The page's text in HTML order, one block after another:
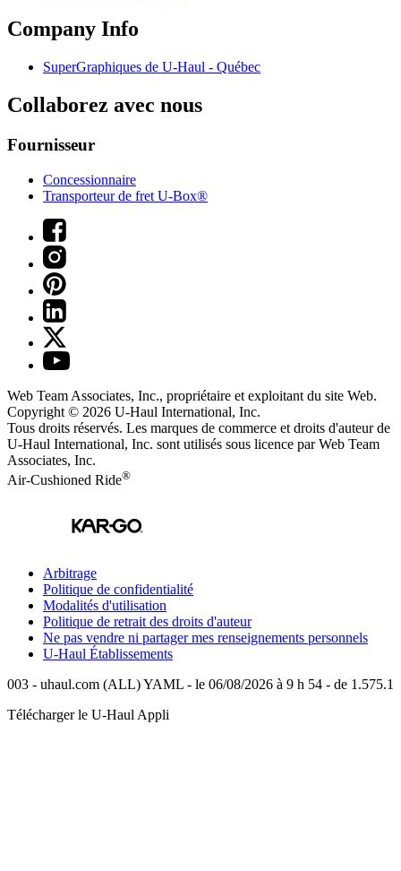
Company Info
SuperGraphiques de U-Haul - Québec
Collaborez avec nous
Fournisseur
Concessionnaire
Transporteur de fret U-Box®
Web Team Associates, Inc., propriétaire et exploitant du site Web.
Copyright © 2026 U-Haul International, Inc.
Tous droits réservés. Les marques de commerce et droits d'auteur de
U-Haul International, Inc. sont utilisés sous licence par Web Team
Associates, Inc.
Air-Cushioned Ride®
Arbitrage
Politique de confidentialité
Modalités d'utilisation
Politique de retrait des droits d'auteur
Ne pas vendre ni partager mes renseignements personnels
U-Haul Établissements
003 - uhaul.com (ALL) YAML - le 06/08/2026 à 9 h 54 - de 1.575.1
Télécharger le U-Haul Appli